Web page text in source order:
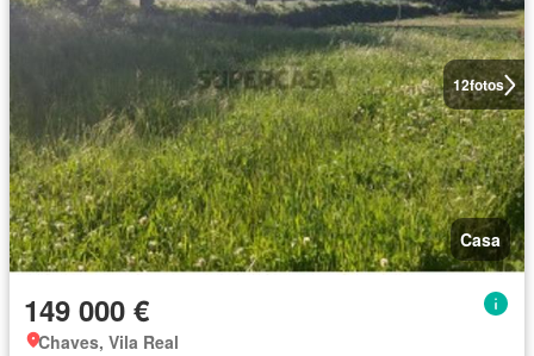
12fotos
Casa
149 000 €
Chaves, Vila Real